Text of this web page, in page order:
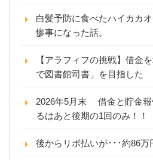
白髪予防に食べたハイカカ
惨事になった話。
【アラフィフの挑戦】借金
で図書館司書」を目指した
2026年5月末 借金と貯金報
るはあと後期の1回のみ！！
後からリボ払いが･･･約86万